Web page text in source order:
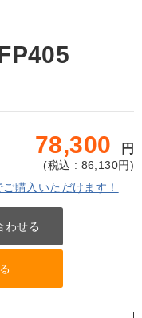
78,300 円
(税込 : 86,130円)
購入いただけます！
わせる